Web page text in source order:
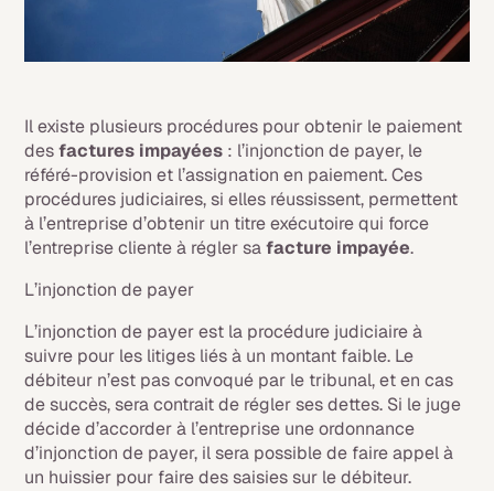
Il existe plusieurs procédures pour obtenir le paiement
desfactures impayées : l’injonction de payer, le
référé-provision et l’assignation en paiement. Ces
procédures judiciaires, si elles réussissent, permettent
à l’entreprise d’obtenir un titre exécutoire qui force
l’entreprise cliente à régler safacture impayée.
L’injonction de payer
L’injonction de payer est la procédure judiciaire à
suivre pour les litiges liés à un montant faible. Le
débiteur n’est pas convoqué par le tribunal, et en cas
de succès, sera contrait de régler ses dettes. Si le juge
décide d’accorder à l’entreprise une ordonnance
d’injonction de payer, il sera possible de faire appel à
un huissier pour faire des saisies sur le débiteur.